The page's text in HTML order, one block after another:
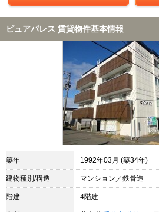
ピュアパレス 賃貸物件基本情報
築年 1992年03月 (築34年)
建物種別/構造 マンション／鉄骨造
階建 4階建